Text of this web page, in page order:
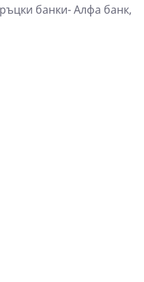
банки- Алфа банк,